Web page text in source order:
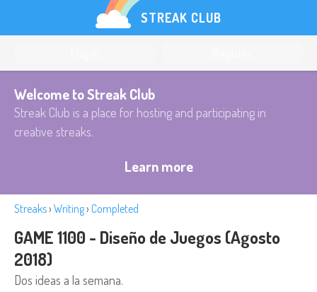
STREAK CLUB
Welcome to Streak Club
Streak Club is a place for hosting and participating in
creative streaks.
Learn more
Streaks› Writing› Completed
GAME 1100 - Diseño de Juegos (Agosto
2018)
Dos ideas a la semana.